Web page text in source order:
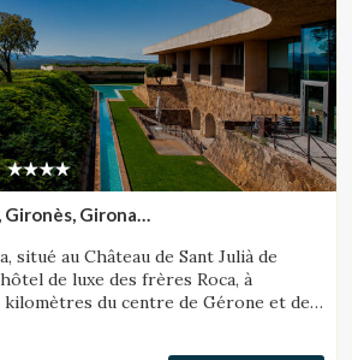
Gironès, Girona
situé au Château de Sant Julià de
de luxe des frères Roca, à
kilomètres du centre de Gérone et de